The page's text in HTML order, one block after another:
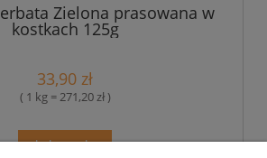
Zielona prasowana w
kostkach 125g
33,90 zł
( 1 kg = 271,20 zł )
do koszyka